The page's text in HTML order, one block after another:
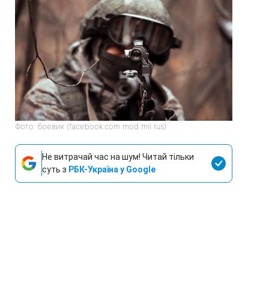
Фото: боевик (facebook.com mod mil rus)
Не витрачай час на шум! Читай тільки
суть з РБК-Україна у Google